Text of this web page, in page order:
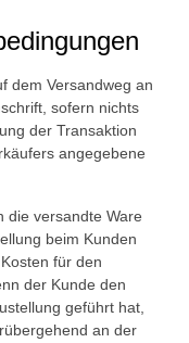
dem Versandweg an
sofern nichts
der Transaktion
angegebene
die versandte Ware
beim Kunden
für den
der Kunde den
geführt hat,
an der